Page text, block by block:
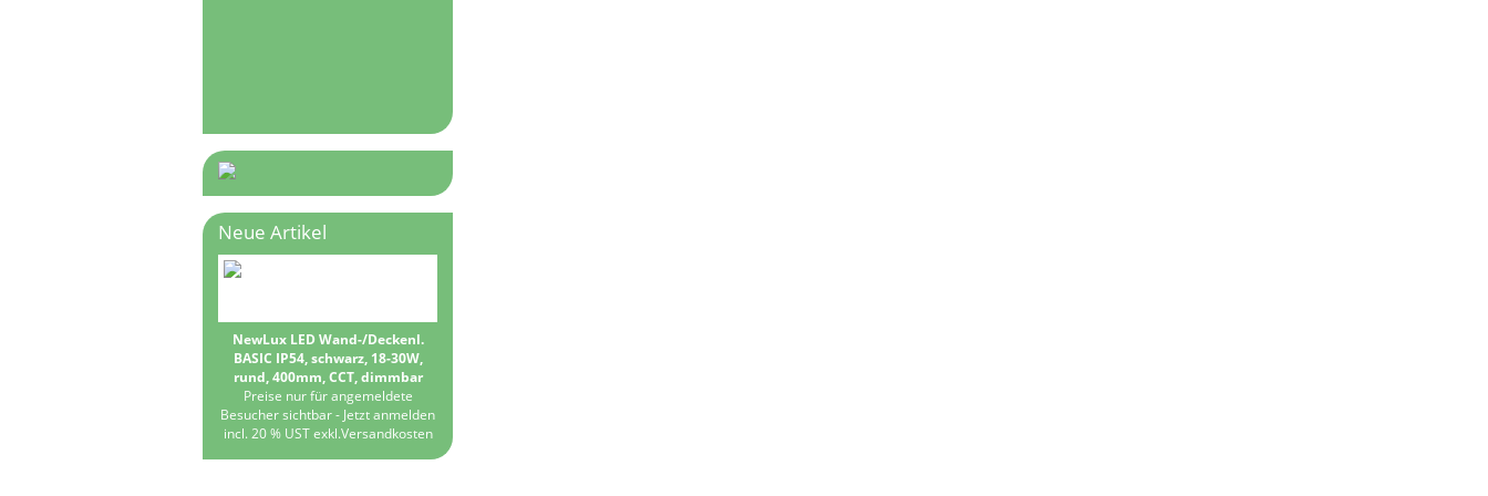
Neue Artikel
NewLux LED Wand-/Deckenl.
BASIC IP54, schwarz, 18-30W,
rund, 400mm, CCT, dimmbar
Preise nur für angemeldete
Besucher sichtbar - Jetzt anmelden
incl. 20 % UST exkl.Versandkosten